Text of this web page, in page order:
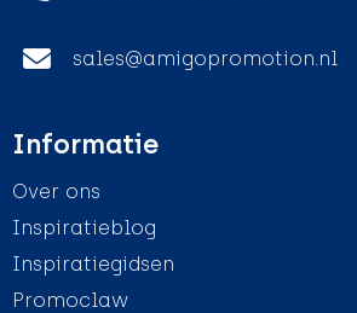
sales@amigopromotion.nl
Informatie
Over ons
Inspiratieblog
Inspiratiegidsen
Promoclaw